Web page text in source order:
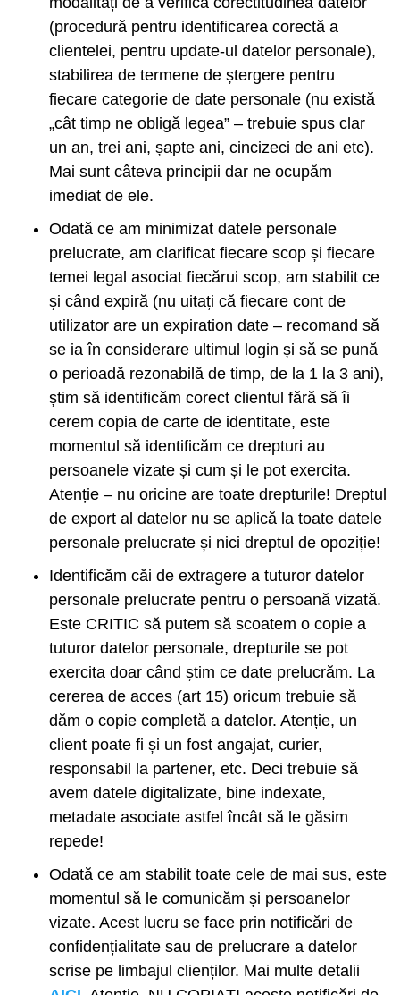
(procedură pentru identificarea corectă a
clientelei, pentru update-ul datelor personale),
stabilirea de termene de ștergere pentru
fiecare categorie de date personale (nu există
„cât timp ne obligă legea” – trebuie spus clar
un an, trei ani, șapte ani, cincizeci de ani etc).
Mai sunt câteva principii dar ne ocupăm
imediat de ele.
Odată ce am minimizat datele personale
prelucrate, am clarificat fiecare scop și fiecare
temei legal asociat fiecărui scop, am stabilit ce
și când expiră (nu uitați că fiecare cont de
utilizator are un expiration date – recomand să
se ia în considerare ultimul login și să se pună
o perioadă rezonabilă de timp, de la 1 la 3 ani),
știm să identificăm corect clientul fără să îi
cerem copia de carte de identitate, este
momentul să identificăm ce drepturi au
persoanele vizate și cum și le pot exercita.
Atenție – nu oricine are toate drepturile! Dreptul
de export al datelor nu se aplică la toate datele
personale prelucrate și nici dreptul de opoziție!
Identificăm căi de extragere a tuturor datelor
personale prelucrate pentru o persoană vizată.
Este CRITIC să putem să scoatem o copie a
tuturor datelor personale, drepturile se pot
exercita doar când știm ce date prelucrăm. La
cererea de acces (art 15) oricum trebuie să
dăm o copie completă a datelor. Atenție, un
client poate fi și un fost angajat, curier,
responsabil la partener, etc. Deci trebuie să
avem datele digitalizate, bine indexate,
metadate asociate astfel încât să le găsim
repede!
Odată ce am stabilit toate cele de mai sus, este
momentul să le comunicăm și persoanelor
vizate. Acest lucru se face prin notificări de
confidențialitate sau de prelucrare a datelor
scrise pe limbajul clienților. Mai multe detalii